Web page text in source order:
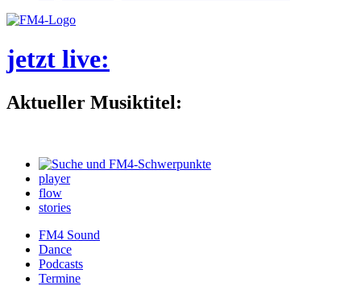
jetztlive:
AktuellerMusiktitel:
player
flow
stories
FM4Sound
Dance
Podcasts
Termine